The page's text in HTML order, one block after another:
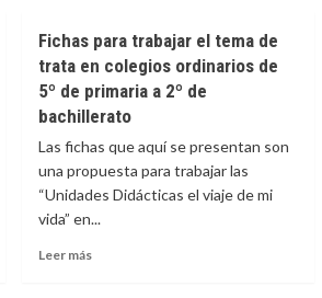
Fichas para trabajar el tema de
trata en colegios ordinarios de
5º de primaria a 2º de
bachillerato
Las fichas que aquí se presentan son
una propuesta para trabajar las
“Unidades Didácticas el viaje de mi
vida” en...
Leer másLeer